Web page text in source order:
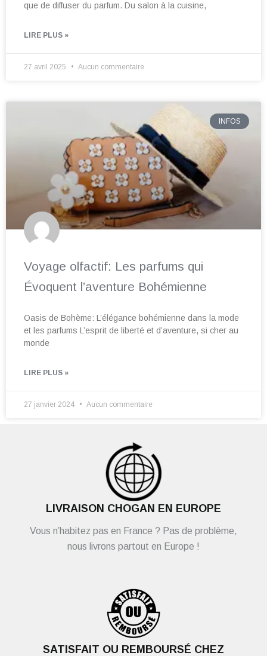
que de diffuser du parfum. Du salon à la cuisine,
LIRE PLUS »
27 avril 2025 Aucun commentaire
INFOS
Voyage olfactif: Les parfums qui
Évoquent l’aventure Bohémienne
Oasis de Bohème: L’élégance bohémienne dans la mode
et les parfums L’esprit de liberté et d’aventure, si cher au
monde
LIRE PLUS »
27 janvier 2024 Aucun commentaire
LIVRAISON CHOGAN EN EUROPE
Vous n’habitez pas en France ? Pas de problème,
nous livrons partout en Europe !
SATISFAIT OU REMBOURSÉ CHEZ